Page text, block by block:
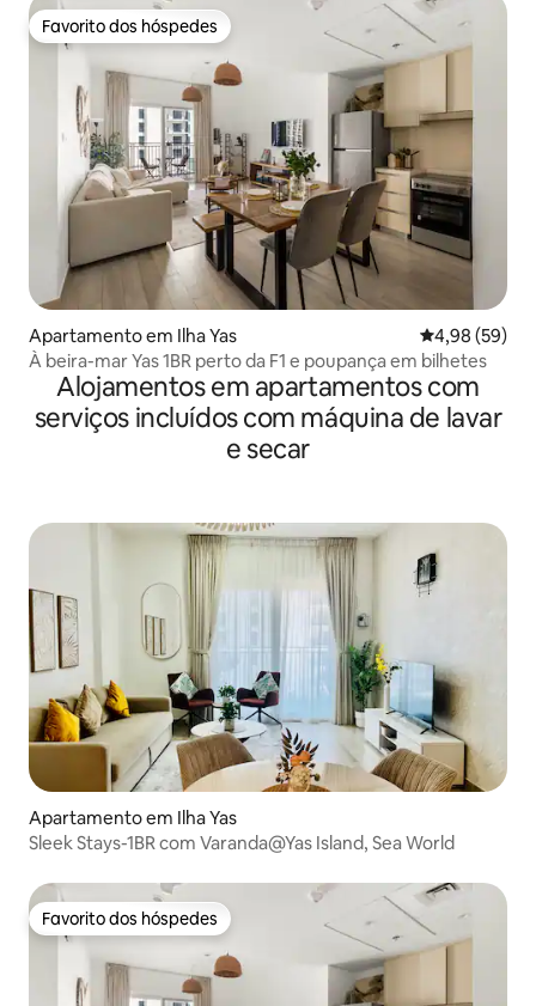
Favorito dos hóspedes
Favorito dos hóspedes
Apartamento em Ilha Yas Classificação
4,98 (59)
À beira-mar Yas 1BR perto da F1 e poupança em bilhetes
Alojamentos em apartamentos com
serviços incluídos com máquina de lavar
e secar
Apartamento em Ilha Yas
Sleek Stays-1BR com Varanda@Yas Island, Sea World
Favorito dos hóspedes
Favorito dos hóspedes